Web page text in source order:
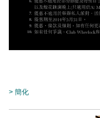
> 簡化